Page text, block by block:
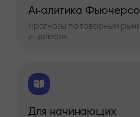
Аналитика
Прогнозы по товарным
индексам
Для начинающих